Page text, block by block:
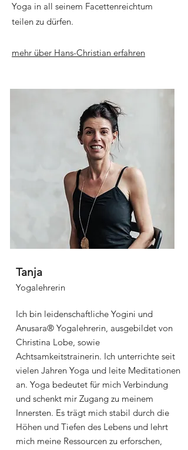
Yoga in all seinem Facettenreichtum
teilen zu dürfen.
mehr über Hans-Christian erfahren
Tanja
Yogalehrerin
Ich bin leidenschaftliche Yogini und
Anusara® Yogalehrerin, ausgebildet von
Christina Lobe, sowie
Achtsamkeitstrainerin. Ich unterrichte seit
vielen Jahren Yoga und leite Meditationen
an. Yoga bedeutet für mich Verbindung
und schenkt mir Zugang zu meinem
Innersten. Es trägt mich stabil durch die
Höhen und Tiefen des Lebens und lehrt
mich meine Ressourcen zu erforschen,